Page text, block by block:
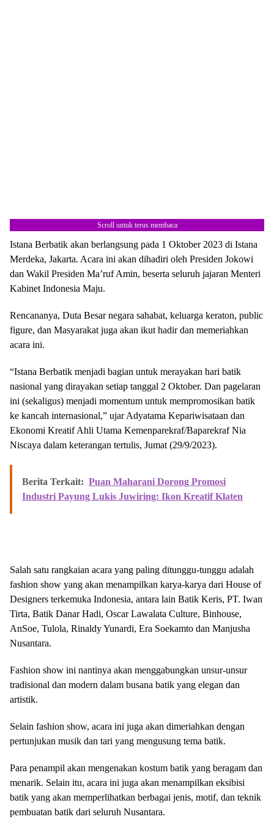
Scroll untuk terus membaca
Istana Berbatik akan berlangsung pada 1 Oktober 2023 di Istana
Merdeka, Jakarta. Acara ini akan dihadiri oleh Presiden Jokowi
dan Wakil Presiden Ma’ruf Amin, beserta seluruh jajaran Menteri
Kabinet Indonesia Maju.
Rencananya, Duta Besar negara sahabat, keluarga keraton, public
figure, dan Masyarakat juga akan ikut hadir dan memeriahkan
acara ini.
“Istana Berbatik menjadi bagian untuk merayakan hari batik
nasional yang dirayakan setiap tanggal 2 Oktober. Dan pagelaran
ini (sekaligus) menjadi momentum untuk mempromosikan batik
ke kancah internasional,” ujar Adyatama Kepariwisataan dan
Ekonomi Kreatif Ahli Utama Kemenparekraf/Baparekraf Nia
Niscaya dalam keterangan tertulis, Jumat (29/9/2023).
Berita Terkait: Puan Maharani Dorong Promosi
Industri Payung Lukis Juwiring: Ikon Kreatif Klaten
Salah satu rangkaian acara yang paling ditunggu-tunggu adalah
fashion show yang akan menampilkan karya-karya dari House of
Designers terkemuka Indonesia, antara lain Batik Keris, PT. Iwan
Tirta, Batik Danar Hadi, Oscar Lawalata Culture, Binhouse,
AnSoe, Tulola, Rinaldy Yunardi, Era Soekamto dan Manjusha
Nusantara.
Fashion show ini nantinya akan menggabungkan unsur-unsur
tradisional dan modern dalam busana batik yang elegan dan
artistik.
Selain fashion show, acara ini juga akan dimeriahkan dengan
pertunjukan musik dan tari yang mengusung tema batik.
Para penampil akan mengenakan kostum batik yang beragam dan
menarik. Selain itu, acara ini juga akan menampilkan eksibisi
batik yang akan memperlihatkan berbagai jenis, motif, dan teknik
pembuatan batik dari seluruh Nusantara.